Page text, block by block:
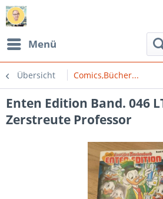
Menü
Übersicht Comics,Bücher...
Enten Edition Band. 046
Zerstreute Professor